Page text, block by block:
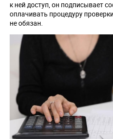
к ней доступ, он подписывает
оплачивать процедуру
не обязан.